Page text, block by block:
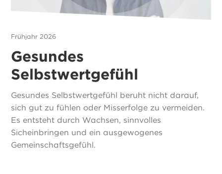
Frühjahr 2026
Gesundes
Selbstwertgefühl
Gesundes Selbstwertgefühl beruht nicht darauf,
sich gut zu fühlen oder Misserfolge zu vermeiden.
Es entsteht durch Wachsen, sinnvolles
Sicheinbringen und ein ausgewogenes
Gemeinschaftsgefühl.